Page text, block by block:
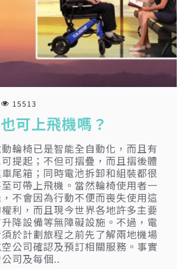
15513
可上飛機嗎？
輪椅已是智能全自動化，而且有
提起；不但可摺疊，而且摺後體
尾箱；同時電池拆卸和組裝都很
可帶上飛機。當然輪椅使用者一
不會因為行動不便而喪失使用這
利，而且現今世界各地許多主要
降設備等無障礙設施。不過，電
於計劃旅程之前先了解兩地機場
公司確認及預訂相關服務。事實
司及每個..